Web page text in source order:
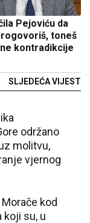
Pejoviću da
toneš
kontradikcije
SLJEDEĆA VIJEST
održano
molitvu,
vjernog
kod
koji su, u